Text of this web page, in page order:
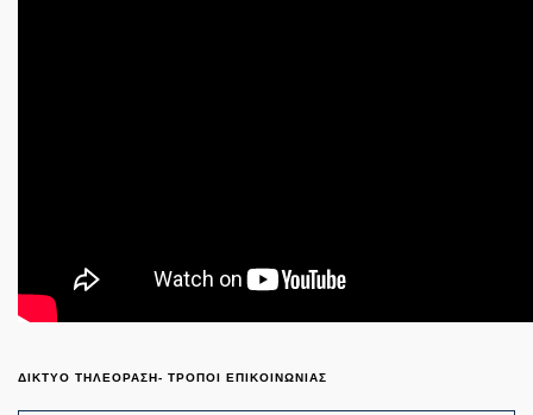
ΔΙΚΤΥΟ ΤΗΛΕΟΡΑΣΗ- ΤΡΟΠΟΙ ΕΠΙΚΟΙΝΩΝΙΑΣ